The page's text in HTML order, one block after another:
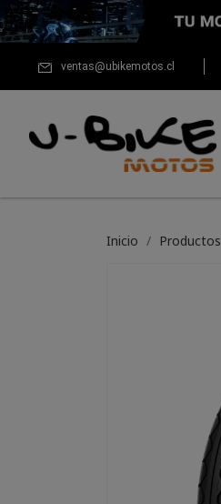
ventas@ubikemotos.cl
Inicio Productos